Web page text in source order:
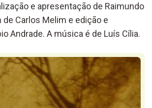
e apresentação de Raimundo
de Carlos Melim e edição e
Andrade. A música é de Luís Cília.